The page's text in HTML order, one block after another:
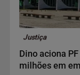
Justiça
Dino aciona
milhões em